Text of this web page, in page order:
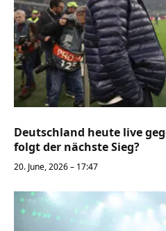
Deutschland heute live
folgt der nächste Sieg?
20. June, 2026 – 17:47